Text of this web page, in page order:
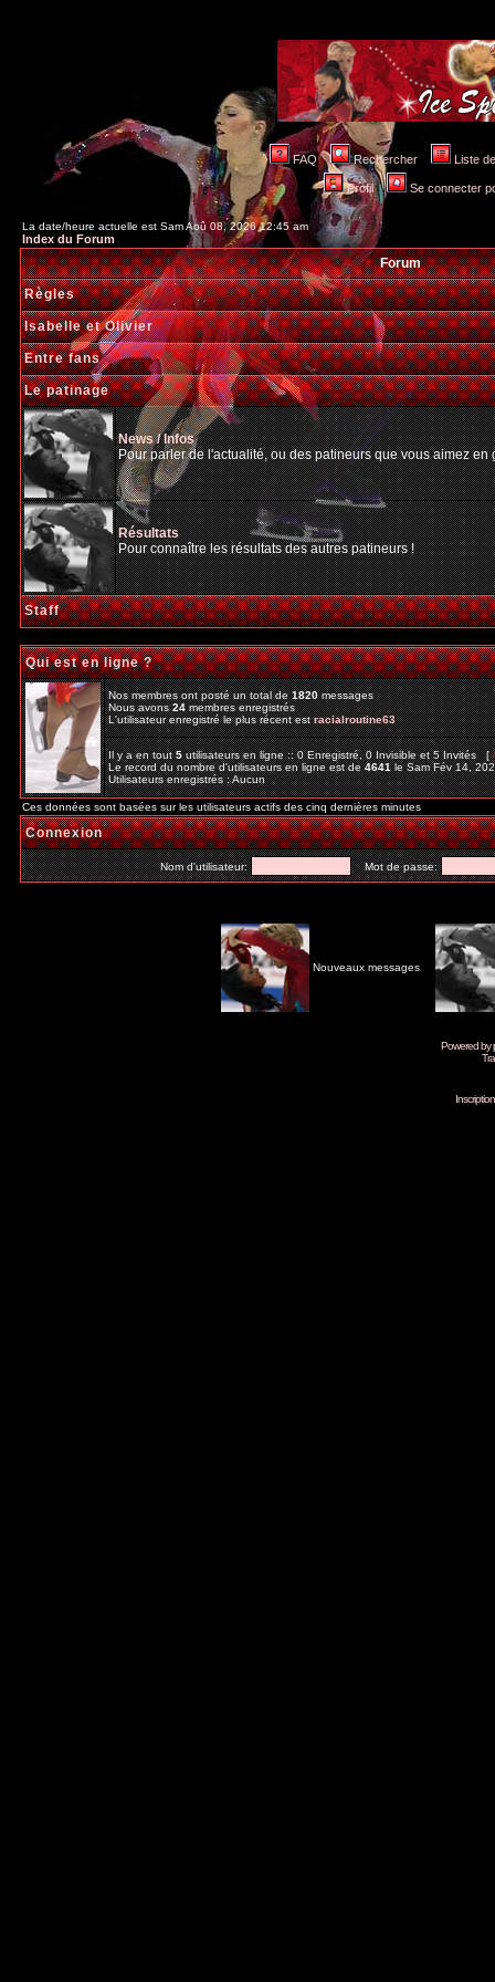
FAQ Rechercher Liste
Profil Se connecter
La date/heure actuelle est Sam Aoû 08, 2026 12:45 am
Index du Forum
Forum
Règles
Isabelle et Olivier
Entre fans
Le patinage
News / Infos
Pour parler de l'actualité, ou des patineurs que vous aimez
Résultats
Pour connaître les résultats des autres patineurs !
Staff
Qui est en ligne ?
Nos membres ont posté un total de1820messages
Nous avons24membres enregistrés
L'utilisateur enregistré le plus récent estracialroutine63
Il y a en tout5utilisateurs en ligne :: 0 Enregistré, 0 Invisible et 5 Invités [
Le record du nombre d'utilisateurs en ligne est de4641le Sam Fév 14,
Utilisateurs enregistrés : Aucun
Ces données sont basées sur les utilisateurs actifs des cinq dernières minutes
Connexion
Nom d'utilisateur: Mot de passe:
Nouveaux messages
Powered by